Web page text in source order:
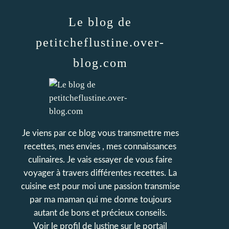
Le blog de
petitcheflustine.over-
blog.com
Je viens par ce blog vous transmettre mes
recettes, mes envies , mes connaissances
culinaires. Je vais essayer de vous faire
voyager à travers différentes recettes. La
cuisine est pour moi une passion transmise
par ma maman qui me donne toujours
autant de bons et précieux conseils.
Voir le profil de lustine sur le portail